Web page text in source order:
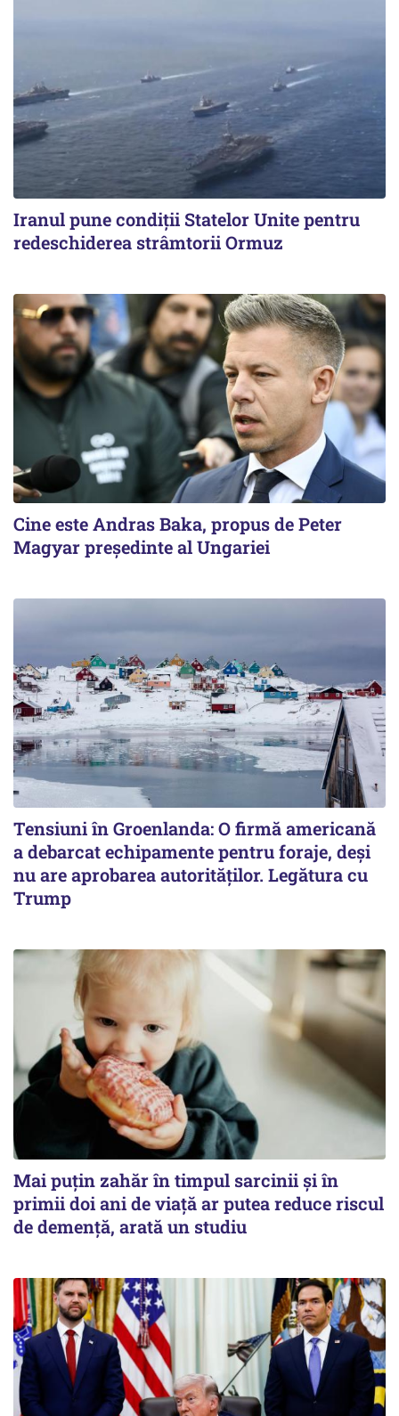
Iranul pune condiții Statelor Unite pentru
redeschiderea strâmtorii Ormuz
Cine este Andras Baka, propus de Peter
Magyar președinte al Ungariei
Tensiuni în Groenlanda: O firmă americană
a debarcat echipamente pentru foraje, deși
nu are aprobarea autorităților. Legătura cu
Trump
Mai puțin zahăr în timpul sarcinii și în
primii doi ani de viață ar putea reduce riscul
de demență, arată un studiu